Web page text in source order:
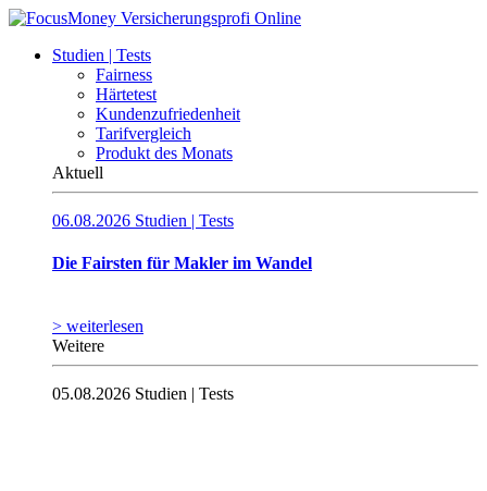
Studien | Tests
Fairness
Härtetest
Kundenzufriedenheit
Tarifvergleich
Produkt des Monats
Aktuell
06.08.2026 Studien | Tests
Die Fairsten für Makler im Wandel
> weiterlesen
Weitere
05.08.2026 Studien | Tests